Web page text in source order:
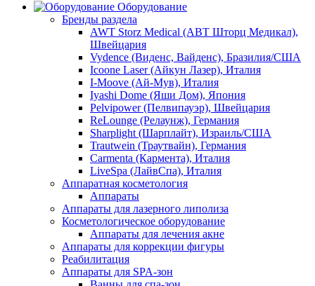
Оборудование
Бренды раздела
AWT Storz Medical (АВТ Шторц Медикал),
Швейцария
Vydence (Виденс, Вайденс), Бразилия/США
Icoone Laser (Айкун Лазер), Италия
I-Moove (Ай-Мув), Италия
Iyashi Dome (Яши Дом), Япония
Pelvipower (Пелвипауэр), Швейцария
ReLounge (Релаунж), Германия
Sharplight (Шарплайт), Израиль/США
Trautwein (Траутвайн), Германия
Carmenta (Кармента), Италия
LiveSpa (ЛайвСпа), Италия
Аппаратная косметология
Аппараты
Аппараты для лазерного липолиза
Косметологическое оборудование
Аппараты для лечения акне
Аппараты для коррекции фигуры
Реабилитация
Аппараты для SPA-зон